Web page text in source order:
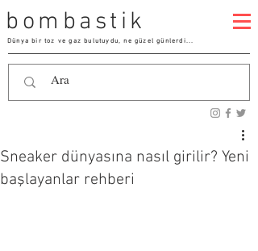
bombastik
Dünya bir toz ve gaz bulutuydu, ne güzel günlerdi...
Sneaker dünyasına nasıl girilir? Yeni
başlayanlar rehberi